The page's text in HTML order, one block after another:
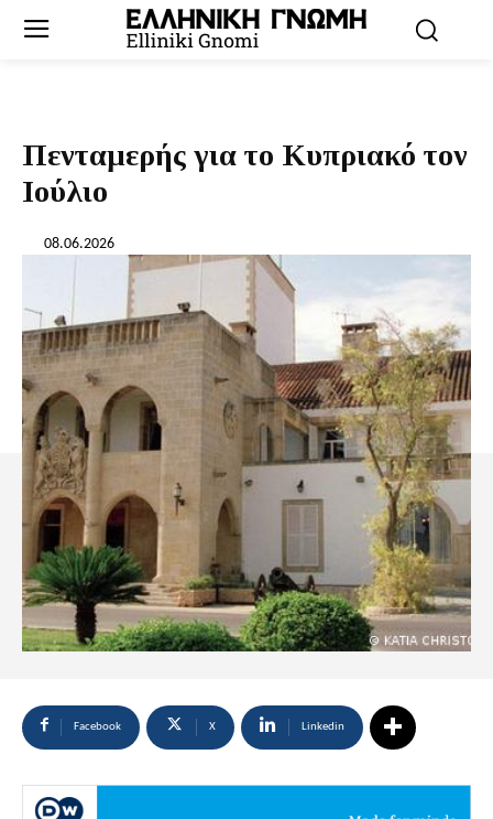
Πενταμερής για το Κυπριακό τον
Ιούλιο
08.06.2026
Facebook X Linkedin